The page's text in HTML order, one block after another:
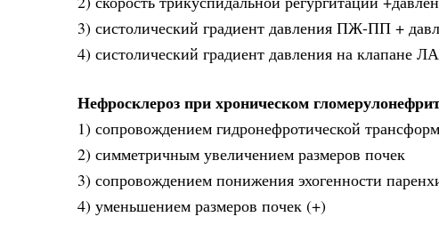
3) систолический градиент давления ПЖ-ПП +
4) систолический градиент давления на клапане
Нефросклероз при хроническом
1) сопровождением гидронефротической
2) симметричным увеличением размеров почек
3) сопровождением понижения эхогенности
4) уменьшением размеров почек (+)